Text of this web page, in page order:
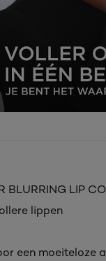
BLURRING LIP
lippen
een moeiteloze